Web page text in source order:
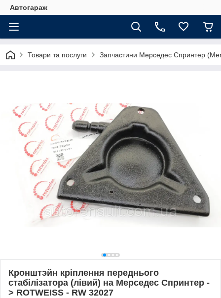
Автогараж
Товари та послуги Запчастини Мерседес Спринтер
Кронштэйн кріплення переднього
стабілізатора (лівий) на Мерседес Спринтер -
> ROTWEISS - RW 32027